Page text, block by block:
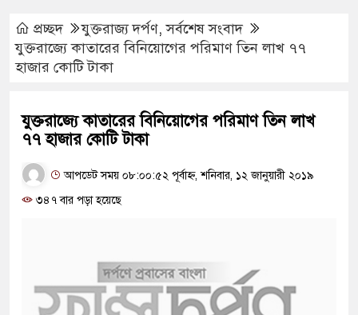
প্রচ্ছদ যুক্তরাজ্য দর্পণ,সর্বশেষ সংবাদ
যুক্তরাজ্যে কাতারের বিনিয়োগের পরিমাণ তিন লাখ ৭৭
হাজার কোটি টাকা
যুক্তরাজ্যে কাতারের বিনিয়োগের পরিমাণ তিন লাখ
৭৭ হাজার কোটি টাকা
আপডেট সময় ০৮:০০:৫২ পূর্বাহ্ন, শনিবার, ১২ জানুয়ারী ২০১৯
৩৪৭ বার পড়া হয়েছে